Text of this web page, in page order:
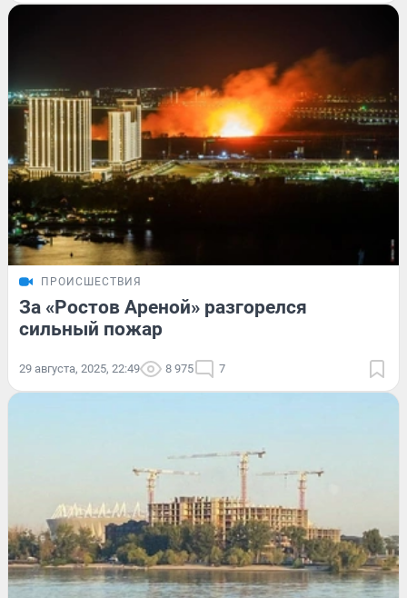
ПРОИСШЕСТВИЯ
За «Ростов Ареной» разгорелся
сильный пожар
29 августа, 2025, 22:49 8 975 7